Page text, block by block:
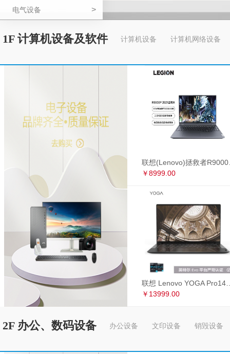
电气设备 >
1F 计算机设备及软件 计算机设备 计算机网络设备
￥8999.00
￥13999.00
2F 办公、数码设备 办公设备 文印设备 销毁设备